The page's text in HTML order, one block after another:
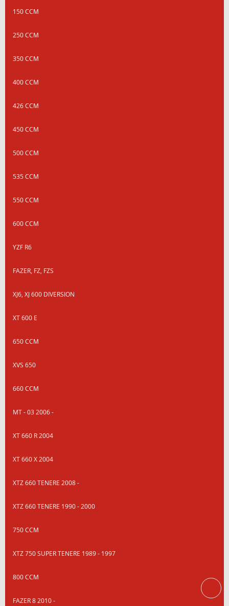
150 CCM
250 CCM
350 CCM
400 CCM
426 CCM
450 CCM
500 CCM
535 CCM
550 CCM
600 CCM
YZF R6
FAZER, FZ, FZS
XJ6, XJ 600 DIVERSION
XT 600 E
650 CCM
XVS 650
660 CCM
MT - 03 2006 -
XT 660 R 2004
XT 660 X 2004
XTZ 660 TENERE 2008 -
XTZ 660 TENERE 1990 - 2000
750 CCM
XTZ 750 SUPER TENERE 1989 - 1997
800 CCM
FAZER 8 2010 -